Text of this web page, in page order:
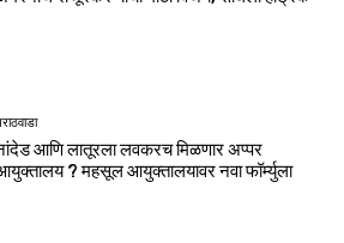
आणि लातूरला लवकरच मिळणार अप्पर
? महसूल आयुक्तालयावर नवा फॉर्म्युला